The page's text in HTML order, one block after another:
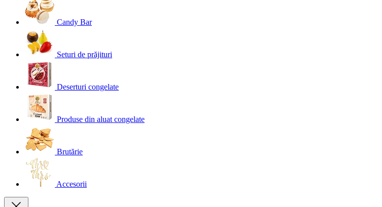
Candy Bar
Seturi de prăjituri
Deserturi congelate
Produse din aluat congelate
Brutărie
Accesorii